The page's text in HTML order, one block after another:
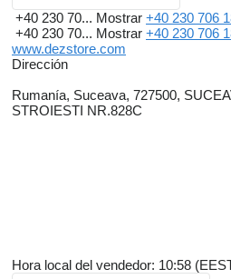
+40 230 70... Mostrar +40 230 706
+40 230 70... Mostrar +40 230 706
www.dezstore.com
Dirección
Rumanía, Suceava, 727500,
STROIESTI NR.828C
Hora local del vendedor: 10:58